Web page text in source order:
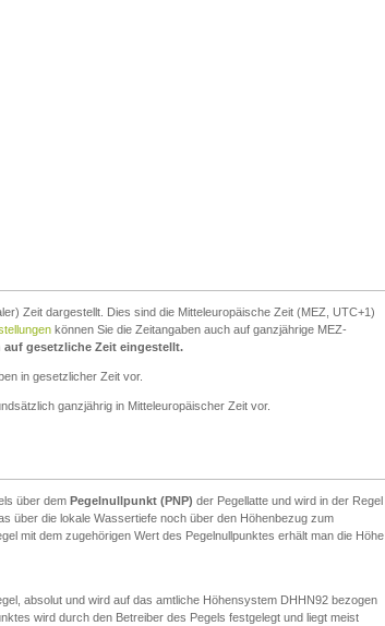
Zeit dargestellt. Dies sind die Mitteleuropäische Zeit (MEZ, UTC+1)
können Sie die Zeitangaben auch auf ganzjährige MEZ-
gesetzliche Zeit eingestellt.
in gesetzlicher Zeit vor.
ganzjährig in Mitteleuropäischer Zeit vor.
über dem Pegelnullpunkt (PNP) der Pegellatte und wird in der Regel
über die lokale Wassertiefe noch über den Höhenbezug zum
mit dem zugehörigen Wert des Pegelnullpunktes erhält man die Höhe
absolut und wird auf das amtliche Höhensystem DHHN92 bezogen
wird durch den Betreiber des Pegels festgelegt und liegt meist